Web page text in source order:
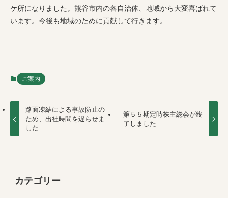
ケ所になりました。熊谷市内の各自治体、地域から大変喜ばれて
います。今後も地域のために貢献して行きます。
ご案内
路面凍結による事故防止の
ため、出社時間を遅らせま
した
第５５期定時株主総会が終
了しました
カテゴリー